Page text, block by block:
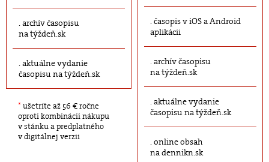
archív časopisu
na týždeň.sk
aktuálne vydanie
časopisu na týždeň.sk
* ušetríte až 56 € ročne
oproti kombinácii nákupu
v stánku a predplatného
v digitálnej verzii
časopis v iOS a Android
aplikácii
archív časopisu
na týždeň.sk
aktuálne vydanie
časopisu na týždeň.sk
online obsah
na dennikn.sk